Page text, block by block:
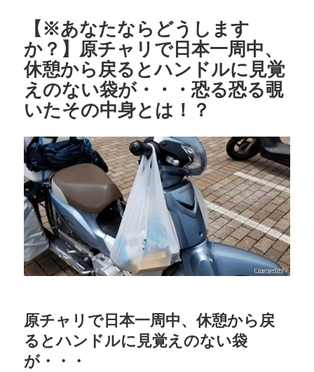
【※あなたならどうします
か？】原チャリで日本一周中、
休憩から戻るとハンドルに見覚
えのない袋が・・・恐る恐る覗
いたその中身とは！？
原チャリで日本一周中、休憩から戻
るとハンドルに見覚えのない袋
が・・・